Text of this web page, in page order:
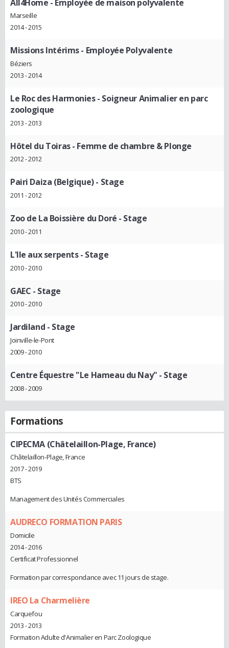
All4Home - Employée de maison polyvalente
Marseille
2014 - 2015
Missions Intérims- Employée Polyvalente
Béziers
2013 - 2014
Le Roc des Harmonies- Soigneur Animalier en parc
zoologique
2013 - 2013
Hôtel du Toiras- Femme de chambre & Plonge
2012 - 2012
Pairi Daiza (Belgique)- Stage
2011 - 2012
Zoo de La Boissière du Doré - Stage
2010 - 2011
L'Ile aux serpents- Stage
2010 - 2010
GAEC - Stage
2010 - 2010
Jardiland - Stage
Joinville-le-Pont
2009 - 2010
Centre Équestre "Le Hameau du Nay" - Stage
2008 - 2009
Formations
CIPECMA (Châtelaillon-Plage, France)
Châtelaillon-Plage, France
2017 - 2019
BTS
Management des Unités Commerciales
AUDRECO FORMATION PARIS
Domicile
2014 - 2016
Certificat Professionnel
Formation par correspondance avec 11 jours de stage.
IREO La Charmelière
Carquefou
2013 - 2013
Formation Adulte d'Animalier en Parc Zoologique